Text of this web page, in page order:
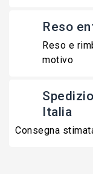
Reso
Reso e
motivo
Italia
Consegna